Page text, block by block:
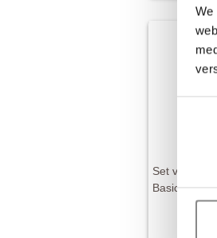
We
Set van 2
Basic zwart